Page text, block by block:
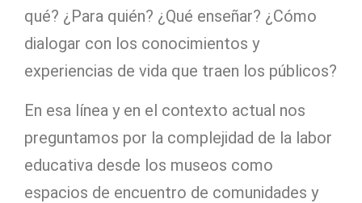
qué? ¿Para quién? ¿Qué enseñar? ¿Cómo
dialogar con los conocimientos y
experiencias de vida que traen los públicos?
En esa línea y en el contexto actual nos
preguntamos por la complejidad de la labor
educativa desde los museos como
espacios de encuentro de comunidades y